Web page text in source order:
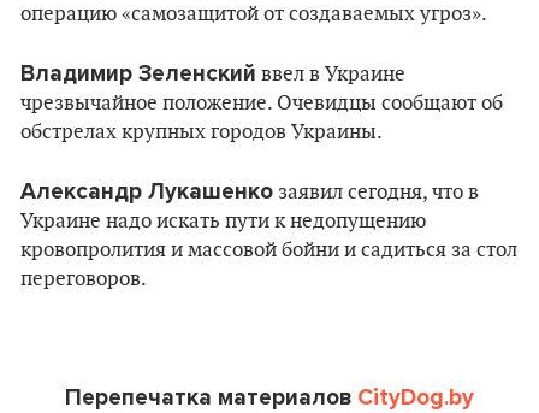
операцию «самозащитой от создаваемых угроз».
Владимир Зеленский ввел в Украине
чрезвычайное положение. Очевидцы сообщают об
обстрелах крупных городов Украины.
Александр Лукашенко заявил сегодня, что в
Украине надо искать пути к недопущению
кровопролития и массовой бойни и садиться за стол
переговоров.
Перепечатка материалов CityDog.by